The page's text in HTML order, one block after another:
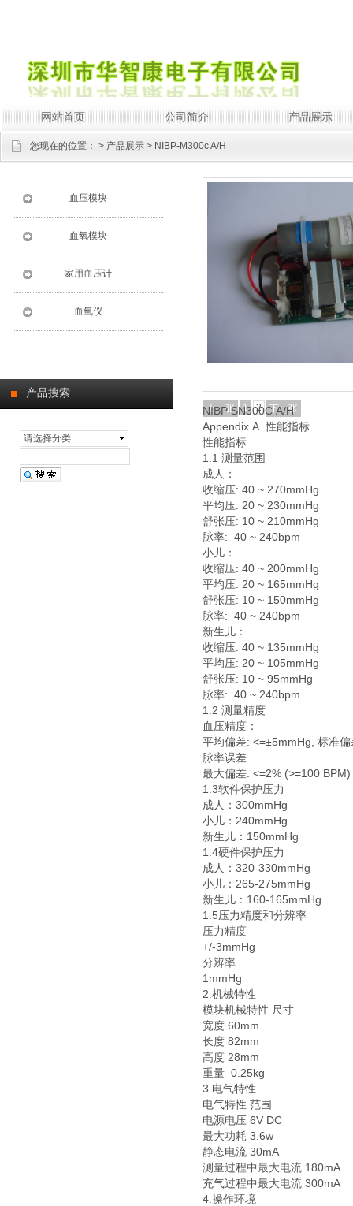
网站首页 公司简介 产品展示
产品搜索
请选择分类
您现在的位置： > 产品展示 > NIBP-M300c A/H
血压模块
血氧模块
家用血压计
血氧仪
上一张 1 2 下一张
NIBP SN300C A/H
Appendix A 性能指标
性能指标
1.1 测量范围
成人：
收缩压: 40 ~ 270mmHg
平均压: 20 ~ 230mmHg
舒张压: 10 ~ 210mmHg
脉率: 40 ~ 240bpm
小儿：
收缩压: 40 ~ 200mmHg
平均压: 20 ~ 165mmHg
舒张压: 10 ~ 150mmHg
脉率: 40 ~ 240bpm
新生儿：
收缩压: 40 ~ 135mmHg
平均压: 20 ~ 105mmHg
舒张压: 10 ~ 95mmHg
脉率: 40 ~ 240bpm
1.2 测量精度
血压精度：
平均偏差: <=±5mmHg, 标准
脉率误差
最大偏差: <=2% (>=100
1.3软件保护压力
成人：300mmHg
小儿：240mmHg
新生儿：150mmHg
1.4硬件保护压力
成人：320-330mmHg
小儿：265-275mmHg
新生儿：160-165mmHg
1.5压力精度和分辨率
压力精度
+/-3mmHg
分辨率
1mmHg
2.机械特性
模块机械特性 尺寸
宽度 60mm
长度 82mm
高度 28mm
重量 0.25kg
3.电气特性
电气特性 范围
电源电压 6V DC
最大功耗 3.6w
静态电流 30mA
测量过程中最大电流 180mA
充气过程中最大电流 300mA
4.操作环境